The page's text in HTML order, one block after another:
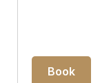
Book